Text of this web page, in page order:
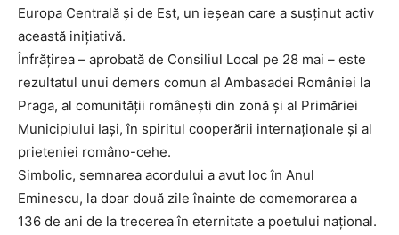
Europa Centrală și de Est, un ieșean care a susținut activ
această inițiativă.
Înfrățirea – aprobată de Consiliul Local pe 28 mai – este
rezultatul unui demers comun al Ambasadei României la
Praga, al comunității românești din zonă și al Primăriei
Municipiului Iași, în spiritul cooperării internaționale și al
prieteniei româno-cehe.
Simbolic, semnarea acordului a avut loc în Anul
Eminescu, la doar două zile înainte de comemorarea a
136 de ani de la trecerea în eternitate a poetului național.